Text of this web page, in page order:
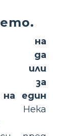
на
да
или
за
на един